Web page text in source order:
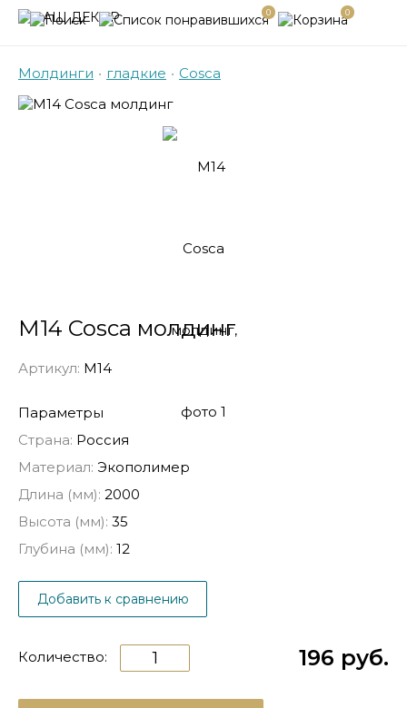
0 0
Молдинги • гладкие • Cosca
М14 Cosca молдинг
Артикул: М14
Параметры
Страна: Россия
Материал: Экополимер
Длина (мм): 2000
Высота (мм): 35
Глубина (мм): 12
Добавить к сравнению
196 руб.
Количество: